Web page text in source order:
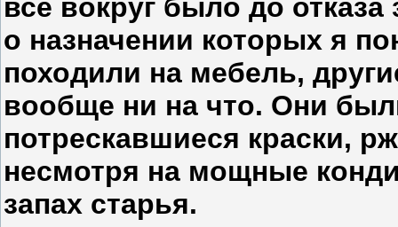
все вокруг было до
о назначении которых я
походили на мебель,
вообще ни на что. Они
потрескавшиеся краски,
несмотря на мощные
запах старья.